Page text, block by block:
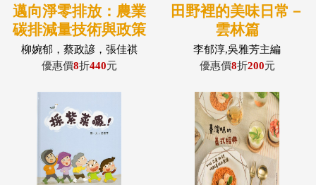
邁向淨零排放：農業
碳排減量技術與政策
規劃
柳婉郁，蔡政諺，張佳祺
優惠價8折440元
田野裡的美味日常－
雲林篇
李郁淳,吳雅芳主編
優惠價8折200元